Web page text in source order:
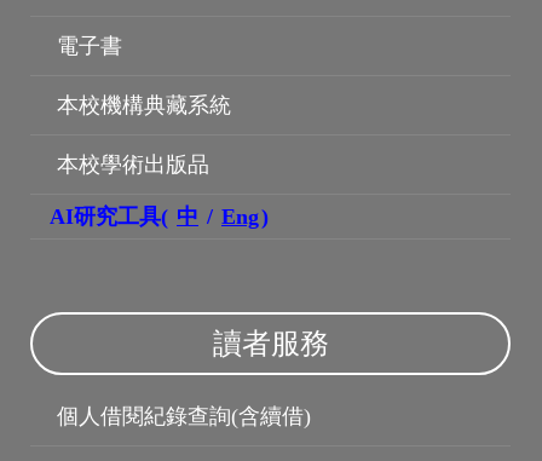
電子書
本校機構典藏系統
本校學術出版品
AI研究工具( 中 / Eng)
讀者服務
個人借閱紀錄查詢(含續借)